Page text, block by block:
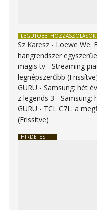
LEGUTÓBBI HOZZÁSZÓLÁSOK
Sz Karesz - Loewe We.
hangrendszer
magis tv -Streaming
legnépszerűbb (Frissítve)
GURU -Samsung: hét
z legends 3 -Samsung:
GURU - TCL C7L: a
(Frissítve)
HIRDETÉS